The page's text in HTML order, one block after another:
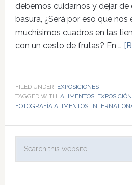
debemos cuidarnos y dejar
basura, ¿Será por eso que
muchísimos cuadros en las
con un cesto de frutas? En …
FILED UNDER: EXPOSICIONES
TAGGED WITH: ALIMENTOS,
FOTOGRAFÍA ALIMENTOS,